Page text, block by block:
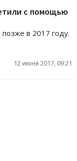
с помощью
в 2017 году.
12 июня 2017, 09:21